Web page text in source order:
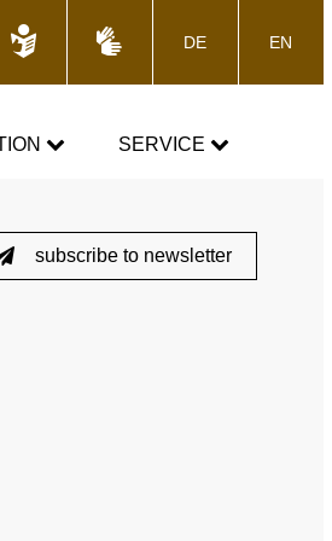
DE EN
DOPING
SERVICE
News
subscribe to newsletter